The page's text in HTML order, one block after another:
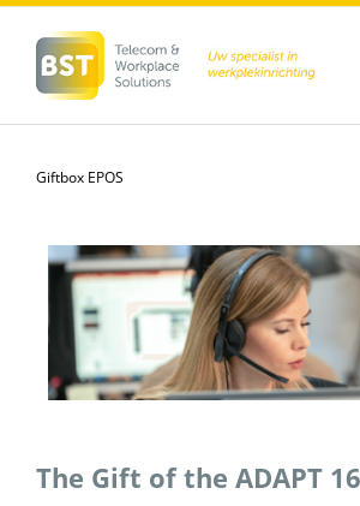
inhoud
Giftbox EPOS
The Gift of the ADAPT